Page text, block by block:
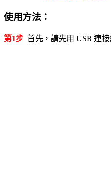
使用方法：
第1步 首先，請先用 USB 連接